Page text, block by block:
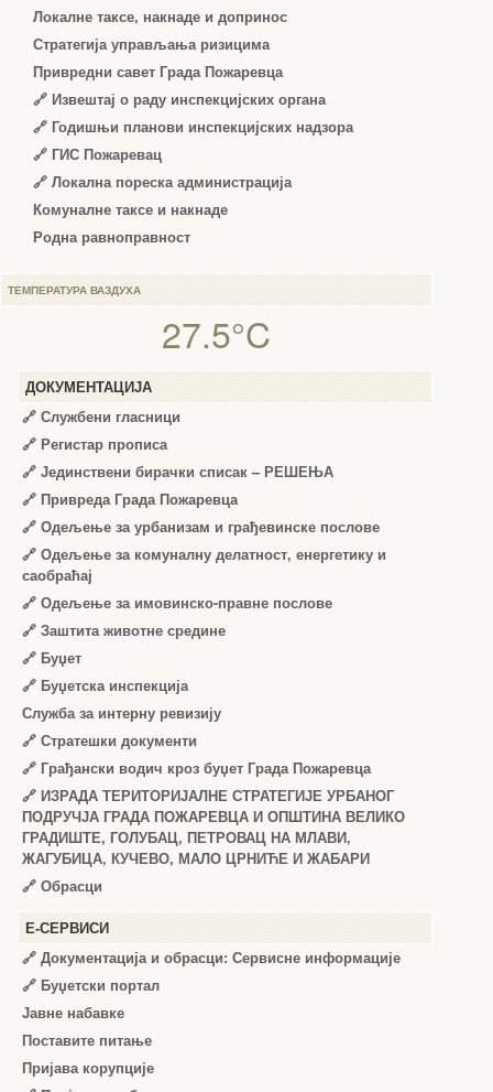
Локалне таксе, накнаде и допринос
Стратегија управљања ризицима
Привредни савет Града Пожаревца
🔗 Извештај о раду инспекцијских органа
🔗 Годишњи планови инспекцијских надзора
🔗 ГИС Пожаревац
🔗 Локална пореска администрација
Комуналне таксе и накнаде
Родна равноправност
ТЕМПЕРАТУРА ВАЗДУХА
27.5°C
ДОКУМЕНТАЦИЈА
🔗 Службени гласници
🔗 Регистар прописа
🔗 Јединствени бирачки списак – РЕШЕЊА
🔗 Привреда Града Пожаревца
🔗 Одељење за урбанизам и грађевинске послове
🔗 Одељење за комуналну делатност, енергетику и
саобраћај
🔗 Одељење за имовинско-правне послове
🔗 Заштита животне средине
🔗 Буџет
🔗 Буџетска инспекција
Служба за интерну ревизију
🔗 Стратешки документи
🔗 Грађански водич кроз буџет Града Пожаревца
🔗 ИЗРАДА ТЕРИТОРИЈАЛНЕ СТРАТЕГИЈЕ УРБАНОГ
ПОДРУЧЈА ГРАДА ПОЖАРЕВЦА И ОПШТИНА ВЕЛИКО
ГРАДИШТЕ, ГОЛУБАЦ, ПЕТРОВАЦ НА МЛАВИ,
ЖАГУБИЦА, КУЧЕВО, МАЛО ЦРНИЋЕ И ЖАБАРИ
🔗 Обрасци
Е-СЕРВИСИ
🔗 Документација и обрасци: Сервисне информације
🔗 Буџетски портал
Јавне набавке
Поставите питање
Пријава корупције